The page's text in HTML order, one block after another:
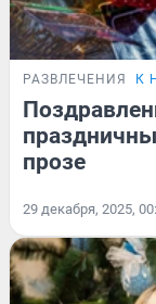
РАЗВЛЕЧЕНИЯ К
прозе
29 декабря, 2025,